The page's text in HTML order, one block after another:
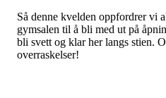
Så denne kvelden oppfordrer vi
gymsalen til å bli med ut på
bli svett og klar her langs stien.
overraskelser!